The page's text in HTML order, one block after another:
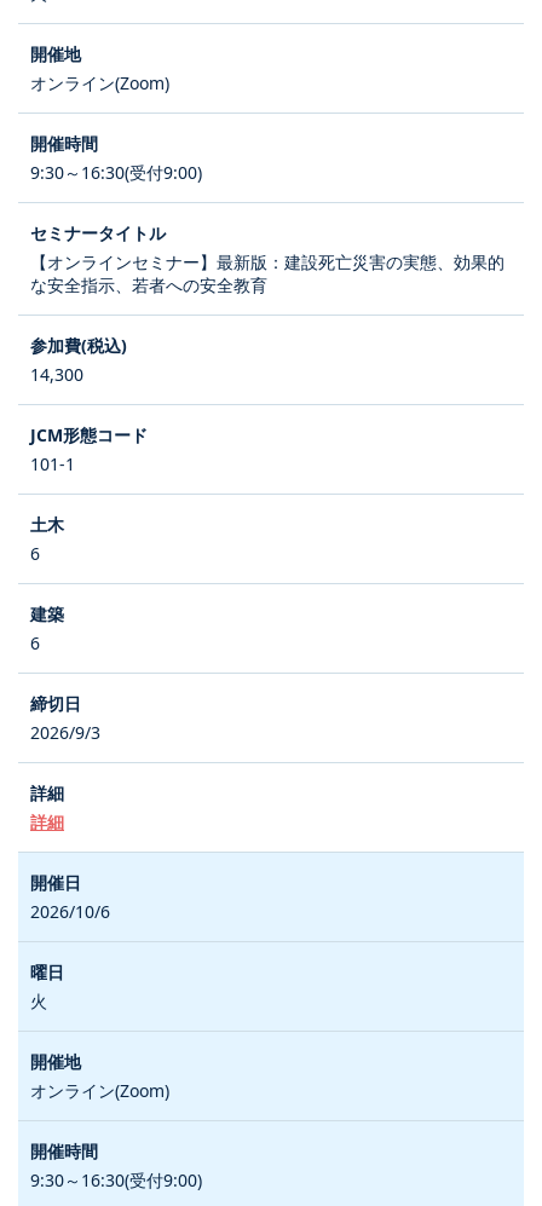
オンライン(Zoom)
9:30～16:30(受付9:00)
【オンラインセミナー】最新版：建設死亡災害の実態、効果的
な安全指示、若者への安全教育
14,300
101-1
6
6
2026/9/3
詳細
2026/10/6
火
オンライン(Zoom)
9:30～16:30(受付9:00)